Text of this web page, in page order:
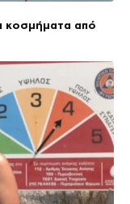
κοσμήματα από